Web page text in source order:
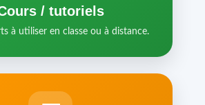
/ tutoriels
à utiliser en classe ou à distance.